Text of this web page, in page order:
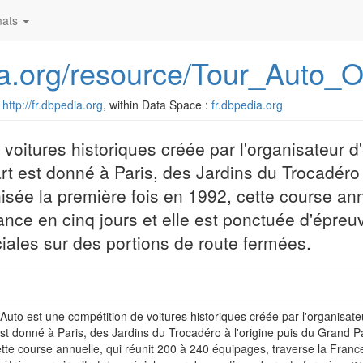
resource/
http://fr.dbpedia.org, within Data Space : fr.dbpedia.org
historiques créée par l'organisateur
est donné à Paris, des Jardins du
la première fois en 1992, cette course
en cinq jours et elle est ponctuée
sur des portions de route fermées.
est une compétition de voitures historiques créée par
donné à Paris, des Jardins du Trocadéro à l'origine puis du Grand
course annuelle, qui réunit 200 à 240 équipages, traverse la